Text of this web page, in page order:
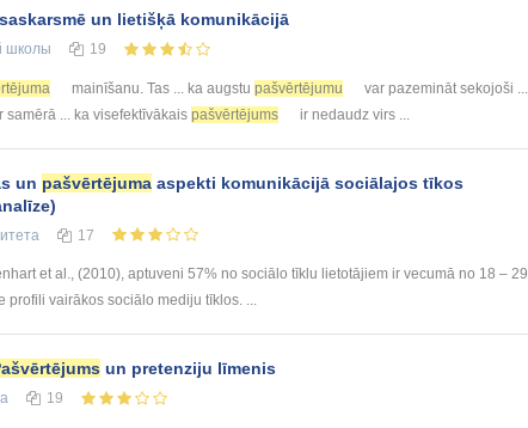
un lietišķā komunikācijā
школы 19
mainīšanu. Tas ... ka augstu pašvērtējumu
var pazemināt sekojoši ...
samērā ... ka visefektīvākais pašvērtējums ir nedaudz virs ...
un pašvērtējuma aspekti komunikācijā sociālajos tīkos
17
et al., (2010), aptuveni 57% no sociālo tīklu lietotājiem ir vecumā no 18 – 29
profili vairākos sociālo mediju tīklos. ...
un pretenziju līmenis
19